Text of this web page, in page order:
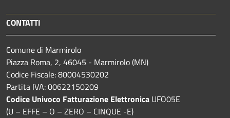
CONTATTI
Comune di Marmirolo
Piazza Roma, 2, 46045 - Marmirolo (MN)
Codice Fiscale: 80004530202
Partita IVA: 00622150209
Codice Univoco Fatturazione Elettronica UFO05E
(U – EFFE – O – ZERO – CINQUE -E)